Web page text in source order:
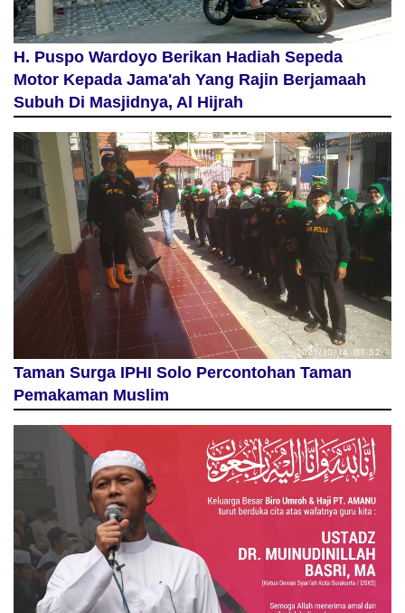
H. Puspo Wardoyo Berikan Hadiah Sepeda
Motor Kepada Jama'ah Yang Rajin Berjamaah
Subuh Di Masjidnya, Al Hijrah
Taman Surga IPHI Solo Percontohan Taman
Pemakaman Muslim